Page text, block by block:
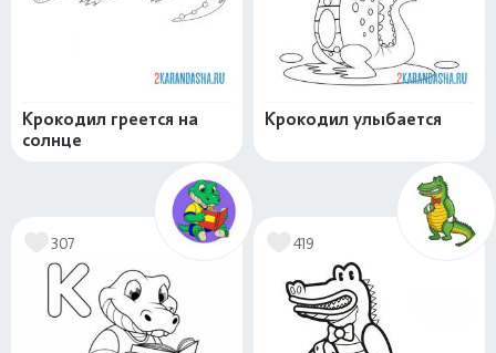
Крокодил греется на
солнце
Крокодил улыбается
307 419